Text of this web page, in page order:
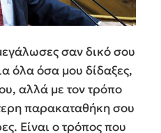
σαν δικό σου
όλα όσα μου δίδαξες,
αλλά με τον τρόπο
παρακαταθήκη σου
Είναι ο τρόπος που